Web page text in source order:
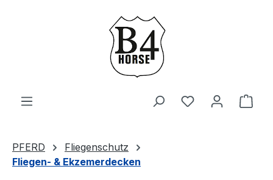
Zum Hauptinhalt springen
Du hast 0
PFERD
Fliegenschutz
Fliegen- & Ekzemerdecken